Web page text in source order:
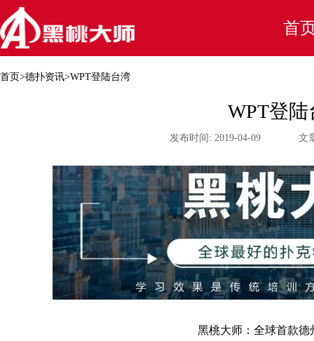
首
首页>德扑资讯>WPT登陆台湾
WPT登陆
发布时间: 2019-04-09 文
黑桃大师：全球首款德